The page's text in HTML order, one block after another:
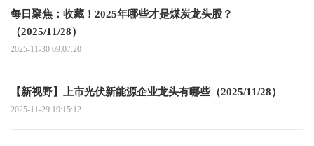
每日聚焦：收藏！2025年哪些才是煤炭龙头股？
（2025/11/28）
2025-11-30 09:07:20
【新视野】上市光伏新能源企业龙头有哪些（2025/11/28）
2025-11-29 19:15:12